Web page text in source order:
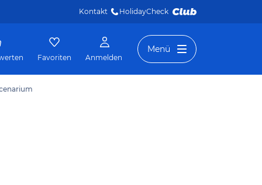
Kontakt HolidayCheck
Favoriten Anmelden
Menü